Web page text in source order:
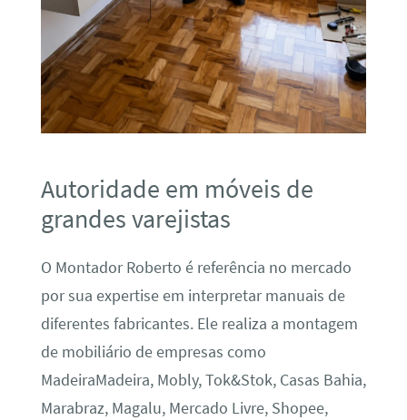
Autoridade em móveis de
grandes varejistas
O Montador Roberto é referência no mercado
por sua expertise em interpretar manuais de
diferentes fabricantes. Ele realiza a montagem
de mobiliário de empresas como
MadeiraMadeira, Mobly, Tok&Stok, Casas Bahia,
Marabraz, Magalu, Mercado Livre, Shopee,